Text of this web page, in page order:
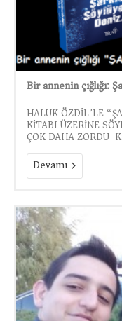
Bir annenin çığlığı:
HALUK ÖZDİL’LE
KİTABI ÜZERİNE
ÇOK DAHA ZORDU
Devamı